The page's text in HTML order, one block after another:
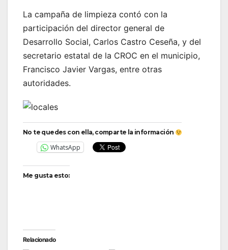
La campaña de limpieza contó con la
participación del director general de
Desarrollo Social, Carlos Castro Ceseña, y del
secretario estatal de la CROC en el municipio,
Francisco Javier Vargas, entre otras
autoridades.
No te quedes con ella, comparte la información
WhatsApp
Me gusta esto:
Relacionado